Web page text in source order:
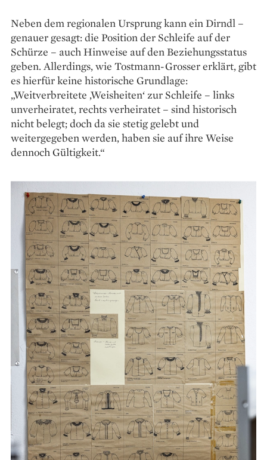
Neben dem regionalen Ursprung kann ein Dirndl –
genauer gesagt: die Position der Schleife auf der
Schürze – auch Hinweise auf den Beziehungsstatus
geben. Allerdings, wie Tostmann-Grosser erklärt, gibt
es hierfür keine historische Grundlage:
„Weitverbreitete ‚Weisheiten‘ zur Schleife – links
unverheiratet, rechts ver­heiratet – sind historisch
nicht belegt; doch da sie ­stetig gelebt und
weitergegeben werden, ­haben sie auf ihre Weise
dennoch Gültigkeit.“